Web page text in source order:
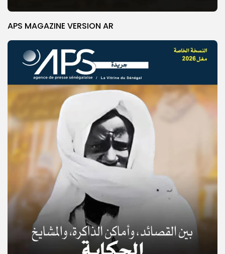
© Copyright 2025, APS
APS MAGAZINE VERSION AR